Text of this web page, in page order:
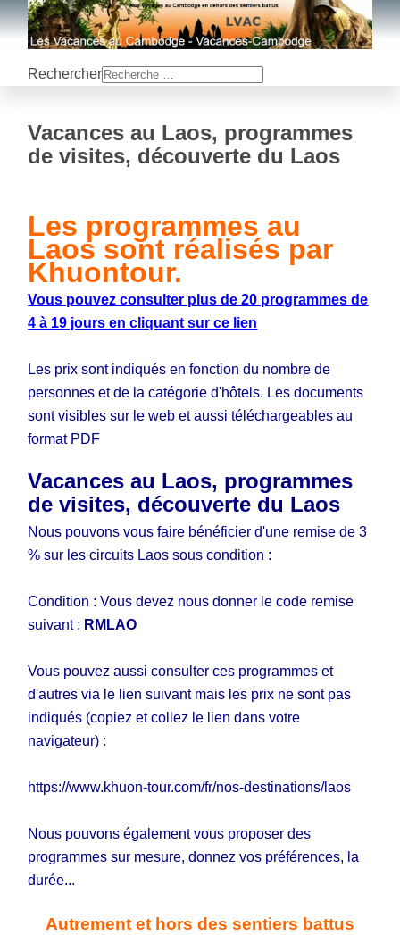
Rechercher
Vacances au Laos, programmes
de visites, découverte du Laos
Les programmes au
Laos sont réalisés par
Khuontour.
Vous pouvez consulter plus de 20 programmes de
4 à 19 jours en cliquant sur ce lien
Les prix sont indiqués en fonction du nombre de
personnes et de la catégorie d'hôtels. Les documents
sont visibles sur le web et aussi téléchargeables au
format PDF
Vacances au Laos, programmes
de visites, découverte du Laos
Nous pouvons vous faire bénéficier d'une remise de 3
% sur les circuits Laos sous condition :
Condition : Vous devez nous donner le code remise
suivant : RMLAO
Vous pouvez aussi consulter ces programmes et
d'autres via le lien suivant mais les prix ne sont pas
indiqués (copiez et collez le lien dans votre
navigateur) :
https://www.khuon-tour.com/fr/nos-destinations/laos
Nous pouvons également vous proposer des
programmes sur mesure, donnez vos préférences, la
durée...
Autrement et hors des sentiers battus